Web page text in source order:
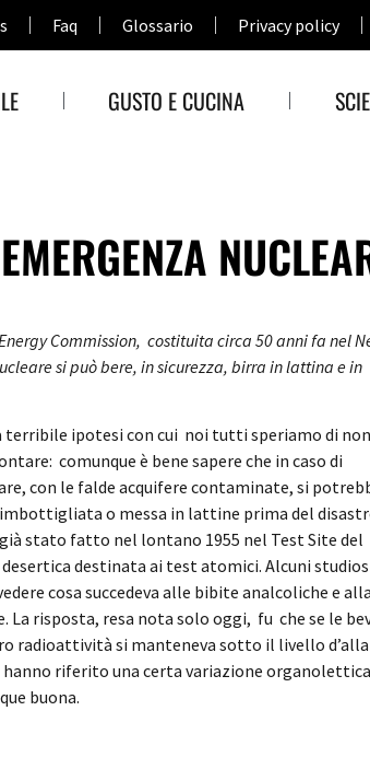
Faq Glossario Privacy policy
GUSTO E CUCINA
Commission, costituita circa 50 anni fa nel
si può bere, in sicurezza, birra in lattina e in
terribile ipotesi con cui noi tutti speriamo di non
comunque è bene sapere che in caso di
con le falde acquifere contaminate, si
o messa in lattine prima del
stato fatto nel lontano 1955 nel Test Site del
desertica destinata ai test atomici. Alcuni
cosa succedeva alle bibite analcoliche e
risposta, resa nota solo oggi, fu che se le
radioattività si manteneva sotto il livello
riferito una certa variazione
buona.